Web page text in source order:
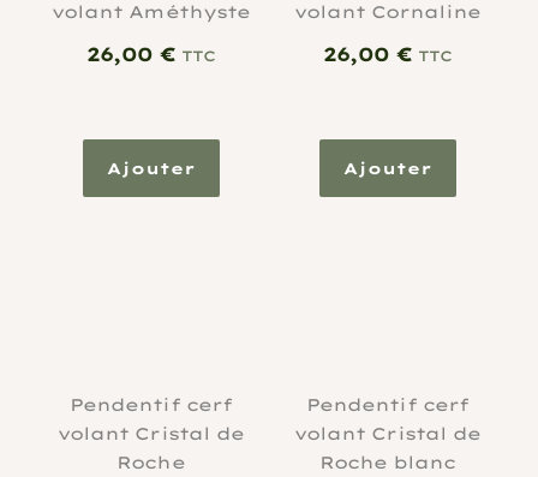
volant Améthyste
26,00€ TTC
Ajouter
volant Cornaline
26,00€ TTC
Ajouter
Pendentif cerf
volant Cristal de
Roche
Pendentif cerf
volant Cristal de
Roche blanc